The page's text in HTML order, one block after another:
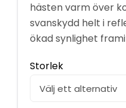
hästen varm över
svanskydd helt i
ökad synlighet
Storlek